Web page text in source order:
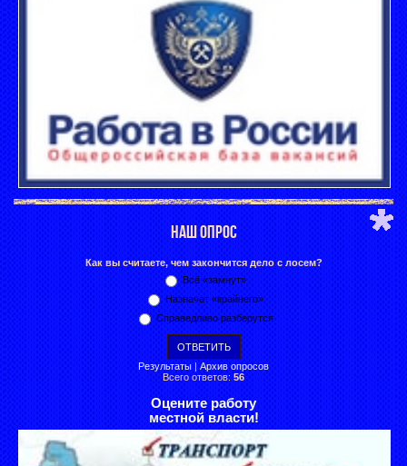
НАШ ОПРОС
Как вы считаете, чем закончится дело с лосем?
Всё «замнут»
Назначат «крайнего»
Справедливо разберутся
Результаты | Архив опросов
Всего ответов: 56
Оцените работу
местной власти!